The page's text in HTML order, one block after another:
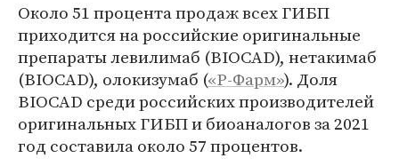
Около 51 процента продаж всех ГИБП
приходится на российские оригинальные
препараты левилимаб (BIOCAD), нетакимаб
(BIOCAD), олокизумаб («Р-Фарм»). Доля
BIOCAD среди российских производителей
оригинальных ГИБП и биоаналогов за 2021
год составила около 57 процентов.